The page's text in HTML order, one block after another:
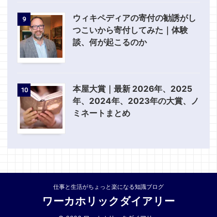
9
ウィキペディアの寄付の勧誘がし
つこいから寄付してみた｜体験
談、何が起こるのか
10
本屋大賞｜最新 2026年、2025
年、2024年、2023年の大賞、ノ
ミネートまとめ
仕事と生活がちょっと楽になる知識ブログ
ワーカホリックダイアリー